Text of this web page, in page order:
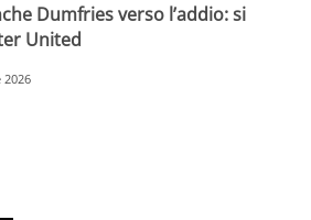
Dumfries verso l’addio: si
United
2026